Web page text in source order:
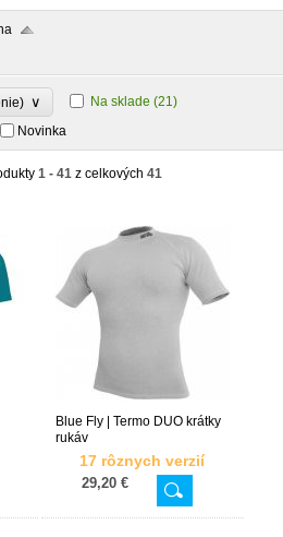
∨ Na sklade (21)
Novinka
1 - 41 z celkových 41
Blue Fly | Termo DUO krátky
rukáv
17 rôznych verzií
29,20 €